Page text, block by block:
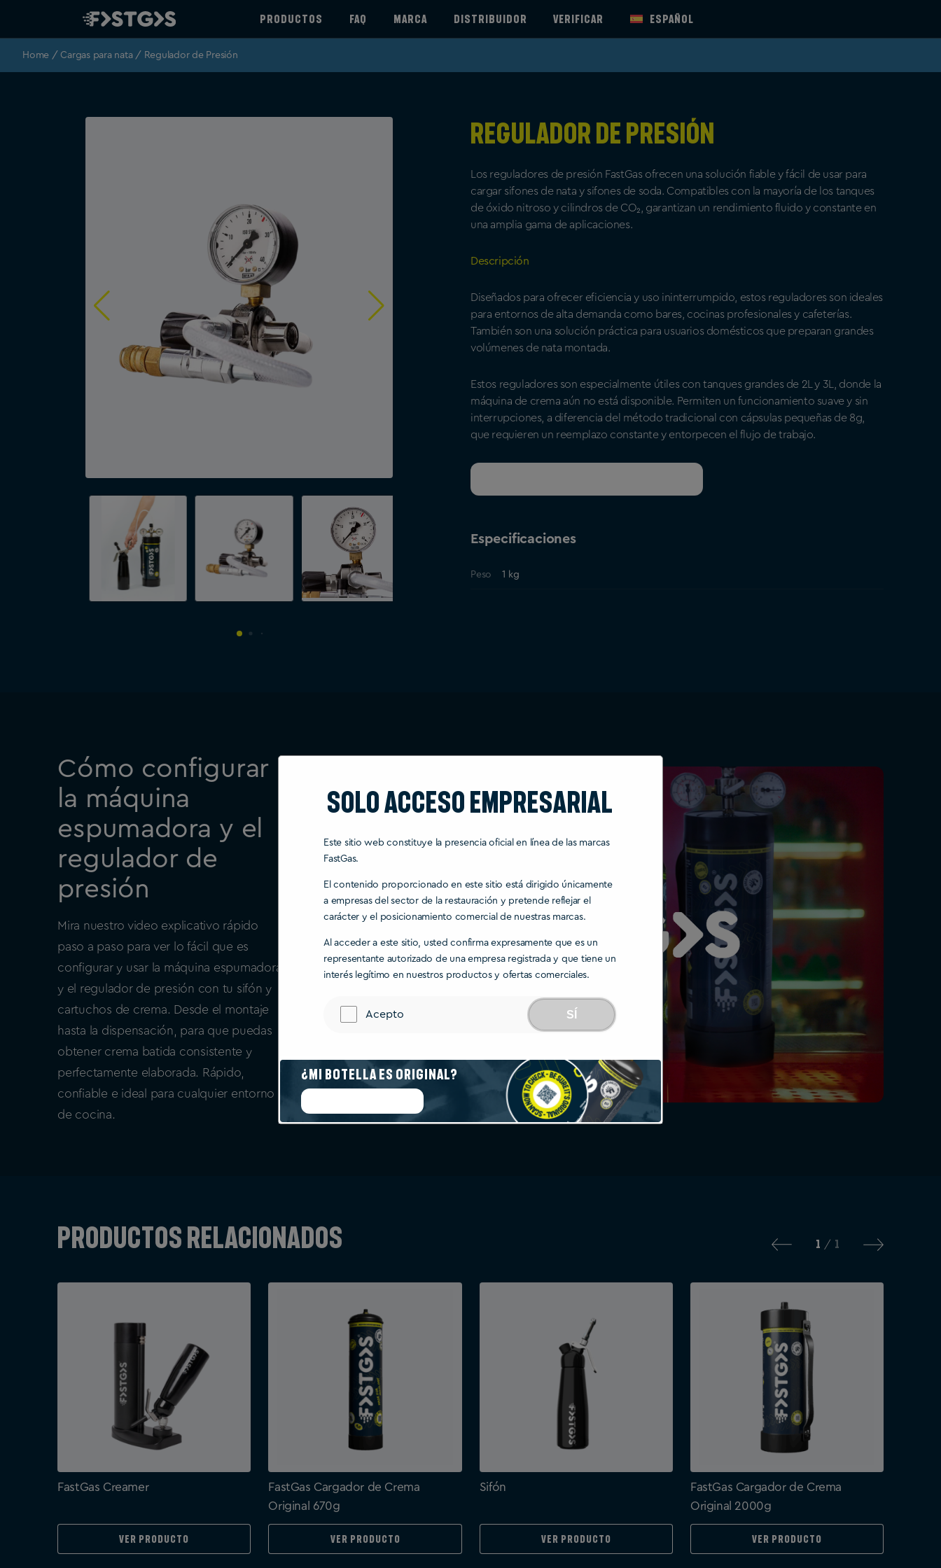
PRODUCTOS FAQ MARCA DISTRIBUIDOR VERIFICAR ESPAÑOL
Home /Cargas para nata/ Regulador de Presión
Regulador de Presión
Los reguladores de presión FastGas ofrecen una solución fiable y fácil de usar para
cargar sifones de nata y sifones de soda. Compatibles con la mayoría de los tanques
de óxido nitroso y cilindros de CO₂, garantizan un rendimiento fluido y constante en
una amplia gama de aplicaciones.
Descripción
Diseñados para ofrecer eficiencia y uso ininterrumpido, estos reguladores son ideales
para entornos de alta demanda como bares, cocinas profesionales y cafeterías.
También son una solución práctica para usuarios domésticos que preparan grandes
volúmenes de nata montada.
Estos reguladores son especialmente útiles con tanques grandes de 2L y 3L, donde la
máquina de crema aún no está disponible. Permiten un funcionamiento suave y sin
interrupciones, a diferencia del método tradicional con cápsulas pequeñas de 8g,
que requieren un reemplazo constante y entorpecen el flujo de trabajo.
Especificaciones
Peso 1 kg
Cómo configurar
la máquina
espumadora y el
regulador de
presión
Mira nuestro video explicativo rápido
paso a paso para ver lo fácil que es
configurar y usar la máquina espumadora
y el regulador de presión con tu sifón y
cartuchos de crema. Desde el montaje
hasta la dispensación, para que puedas
obtener crema batida consistente y
perfectamente elaborada. Rápido,
confiable e ideal para cualquier entorno
de cocina.
Productos relacionados 1 / 1
FastGas Creamer
Ver producto
FastGas Cargador de Crema
Original 670g
Ver producto
Sifón
Ver producto
FastGas Cargador de Crema
Original 2000g
Ver producto
Solo acceso empresarial
Este sitio web constituye la presencia oficial en línea de las marcas
FastGas.
El contenido proporcionado en este sitio está dirigido únicamente
a empresas del sector de la restauración y pretende reflejar el
carácter y el posicionamiento comercial de nuestras marcas.
Al acceder a este sitio, usted confirma expresamente que es un
representante autorizado de una empresa registrada y que tiene un
interés legítimo en nuestros productos y ofertas comerciales.
Acepto SÍ
¿Mi botella es original?